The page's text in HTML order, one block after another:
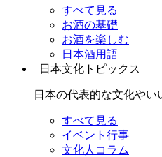
すべて見る
お酒の基礎
お酒を楽しむ
日本酒用語
日本文化トピックス
日本の代表的な文化や
すべて見る
イベント行事
文化人コラム